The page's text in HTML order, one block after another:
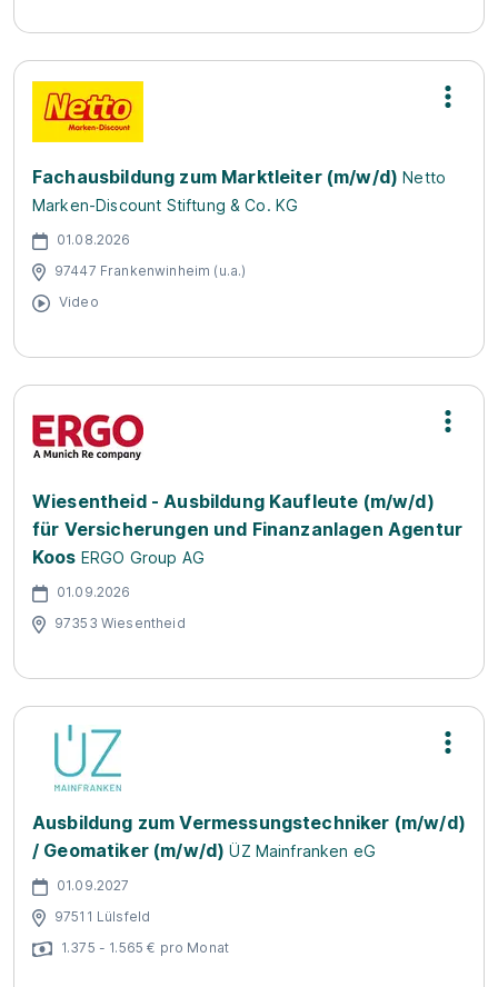
Fachausbildung zum Marktleiter (m/w/d) Netto
Marken-Discount Stiftung & Co. KG
01.08.2026
97447 Frankenwinheim (u.a.)
Video
Wiesentheid - Ausbildung Kaufleute (m/w/d)
für Versicherungen und Finanzanlagen Agentur
Koos ERGO Group AG
01.09.2026
97353 Wiesentheid
Ausbildung zum Vermessungstechniker (m/w/d)
/ Geomatiker (m/w/d) ÜZ Mainfranken eG
01.09.2027
97511 Lülsfeld
1.375 - 1.565 € pro Monat